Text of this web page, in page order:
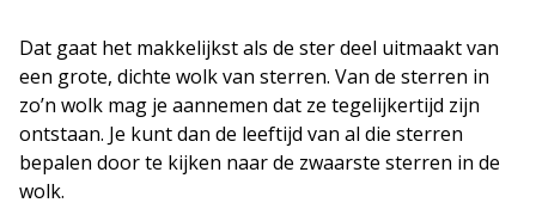
Dat gaat het makkelijkst als de ster deel uitmaakt van
een grote, dichte wolk van sterren. Van de sterren in
zo’n wolk mag je aannemen dat ze tegelijkertijd zijn
ontstaan. Je kunt dan de leeftijd van al die sterren
bepalen door te kijken naar de zwaarste sterren in de
wolk.